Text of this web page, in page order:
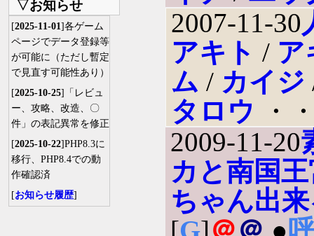
▽お知らせ
[2025-11-01]各ゲーム
ページでデータ登録等
が可能に（ただし暫定
で見直す可能性あり）
[2025-10-25]「レビュ
ー、攻略、改造、〇
件」の表記異常を修正
[2025-10-22]PHP8.3に
移行、PHP8.4での動
作確認済
[お知らせ履歴]
2007-11-30
アキト / ア
ム / カイジ
タロウ
・
2009-11-20
カと南国
ちゃん出
[G]＠＠ ●